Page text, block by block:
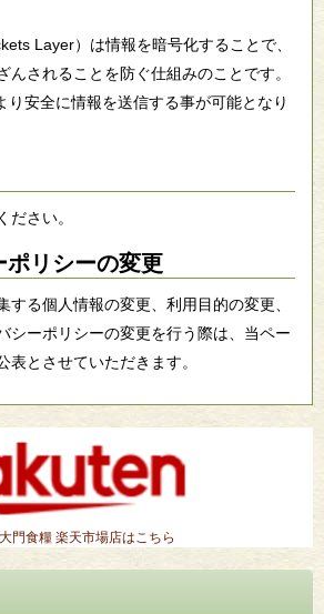
Layer）は情報を暗号化することで、
んされることを防ぐ仕組みのことです。
り安全に情報を送信する事が可能となり
ださい。
ポリシーの変更
する個人情報の変更、利用目的の変更、
シーポリシーの変更を行う際は、当ペー
表とさせていただきます。
門食糧 楽天市場店はこちら